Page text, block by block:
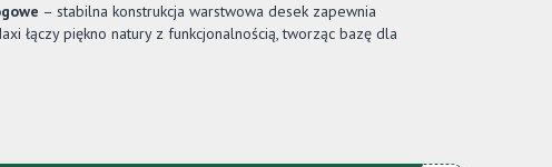
– stabilna konstrukcja warstwowa desek zapewnia
łączy piękno natury z funkcjonalnością, tworząc bazę dla